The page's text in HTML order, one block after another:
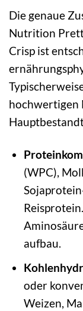
Die genaue
Nutrition
Crisp ist
hochwertigen
(WPC),
aufbau.
oder
Weizen,